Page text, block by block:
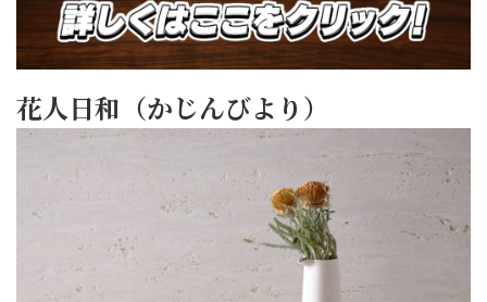
花人日和（かじんびより）